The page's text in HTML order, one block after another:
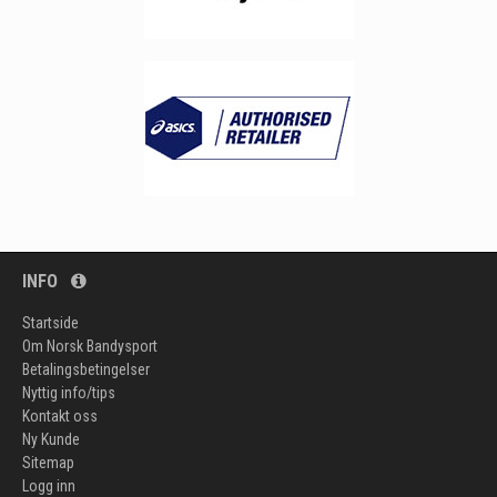
INFO
Startside
Om Norsk Bandysport
Betalingsbetingelser
Nyttig info/tips
Kontakt oss
Ny Kunde
Sitemap
Logg inn